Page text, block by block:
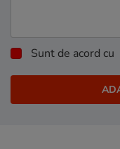
Sunt de acord cu